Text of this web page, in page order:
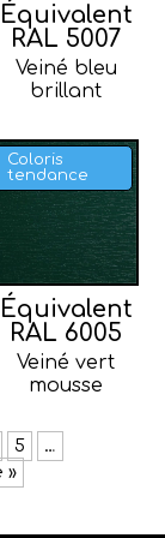
Équivalent
RAL 5007
Veiné bleu
brillant
Coloris
tendance
Équivalent
RAL 6005
Veiné vert
mousse
5
…
»